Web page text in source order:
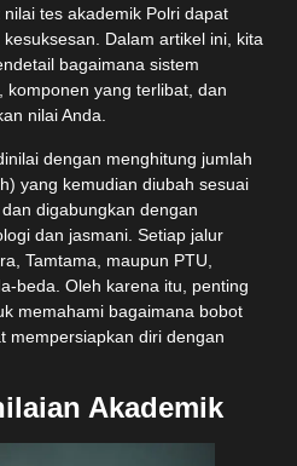
tes akademik Polri dapat
Dalam artikel ini, kita
bagaimana sistem
komponen yang terlibat, dan
nilai Anda.
dengan menghitung jumlah
yang kemudian diubah sesuai
digabungkan dengan
dan jasmani. Setiap jalur
Tamtama, maupun PTU,
beda. Oleh karena itu, penting
memahami bagaimana bobot
mempersiapkan diri dengan
Akademik